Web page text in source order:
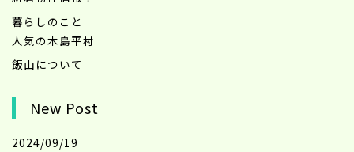
暮らしのこと
人気の木島平村
飯山について
New Post
2024/09/19